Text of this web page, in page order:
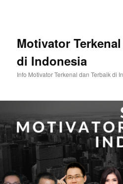
Motivator
di Indonesia
Info Motivator Terkenal dan Terbaik di